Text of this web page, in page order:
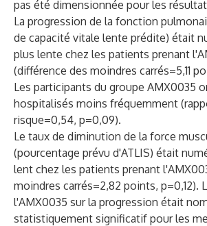
pas été dimensionnée pour les
La progression de la fonction
de capacité vitale lente prédite) était
plus lente chez les patients prenant
(différence des moindres carrés=5,11
Les participants du groupe AMX0035
hospitalisés moins fréquemment
risque=0,54, p=0,09).
Le taux de diminution de la force
(pourcentage prévu d'ATLIS) était
lent chez les patients prenant
moindres carrés=2,82 points, p=0,12).
l'AMX0035 sur la progression était
statistiquement significatif pour les